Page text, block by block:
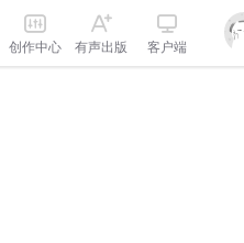
创作中心 有声出版 客户端